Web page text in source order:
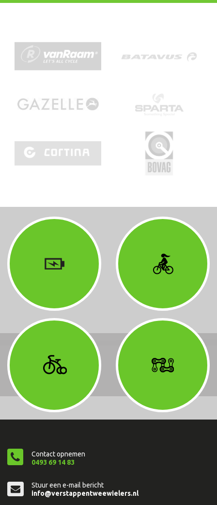
Contact opnemen
0493 69 14 83
Stuur een e-mail bericht
info@verstappentweewielers.nl